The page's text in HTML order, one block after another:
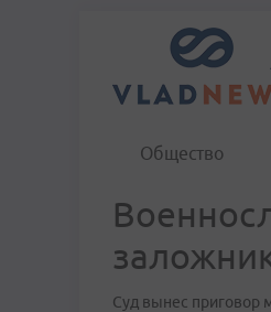
Общество
Суд вынес приговор